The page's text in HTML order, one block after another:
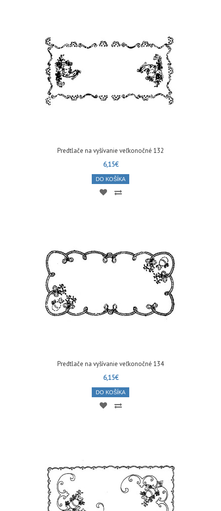
Predtlače na vyšívanie veľkonočné 132
6,15€
DO KOŠÍKA
Predtlače na vyšívanie veľkonočné 134
6,15€
DO KOŠÍKA